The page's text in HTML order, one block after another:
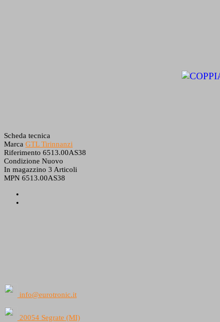
Scheda tecnica
Marca GTL Tirinnanzi
Riferimento 6513.00AS38
Condizione Nuovo
In magazzino 3 Articoli
MPN 6513.00AS38
info@eurotronic.it
20054 Segrate (MI)